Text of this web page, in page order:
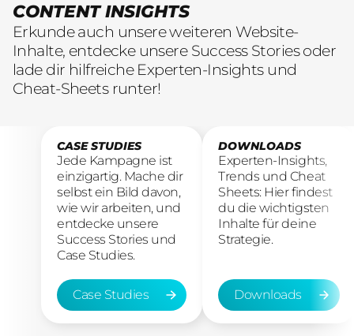
CONTENT INSIGHTS
Erkunde auch unsere weiteren Website-
Inhalte, entdecke unsere Success Stories oder
lade dir hilfreiche Experten-Insights und
Cheat-Sheets runter!
CASE STUDIES
Jede Kampagne ist
einzigartig. Mache dir
selbst ein Bild davon,
wie wir arbeiten, und
entdecke unsere
Success Stories und
Case Studies.
Case Studies
Case Studies
DOWNLOADS
Experten-Insights,
Trends und Cheat
Sheets: Hier findest
du die wichtigsten
Inhalte für deine
Strategie.
Downloads
Downloads